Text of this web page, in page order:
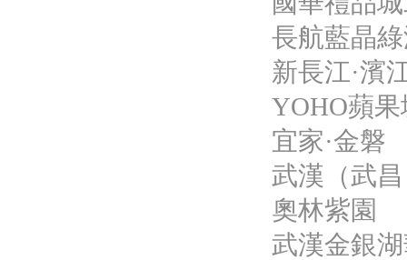
長航藍晶
新長江·濱
YOHO蘋果
宜家·金磐
武漢（武
奧林紫園
武漢金銀